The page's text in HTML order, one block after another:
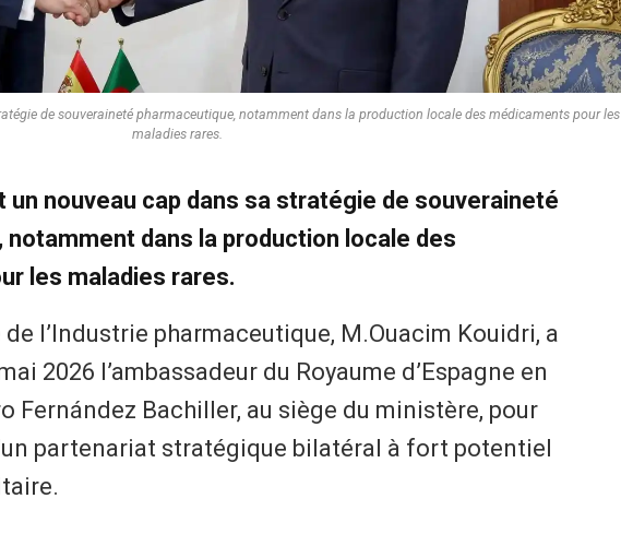
de souveraineté pharmaceutique, notamment dans la production locale des médicaments pour les
maladies rares.
un nouveau cap dans sa stratégie de souveraineté
notamment dans la production locale des
les maladies rares.
l’Industrie pharmaceutique, M.Ouacim Kouidri, a
2026 l’ambassadeur du Royaume d’Espagne en
Fernández Bachiller, au siège du ministère, pour
partenariat stratégique bilatéral à fort potentiel